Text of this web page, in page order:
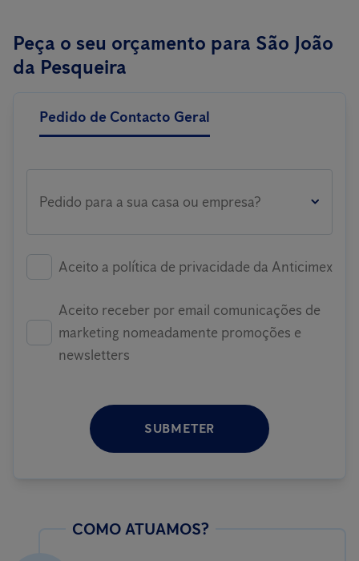
Peça o seu orçamento para São João
da Pesqueira
Pedido de Contacto Geral
Pedido para a sua casa ou empresa?
Aceito a política de privacidade da Anticimex
Aceito receber por email comunicações de
marketing nomeadamente promoções e
newsletters
SUBMETER
COMO ATUAMOS?